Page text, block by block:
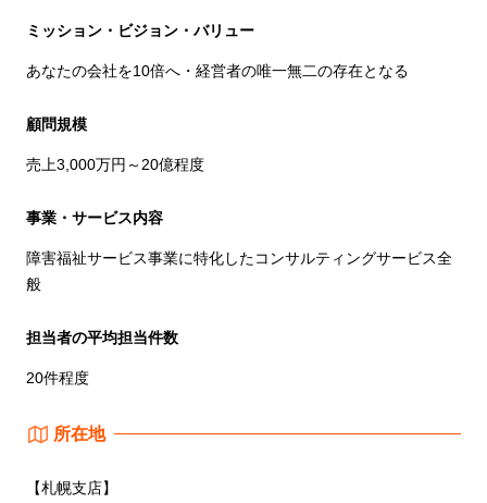
ミッション・ビジョン・バリュー
あなたの会社を10倍へ・経営者の唯一無二の存在となる
顧問規模
売上3,000万円～20億程度
事業・サービス内容
障害福祉サービス事業に特化したコンサルティングサービス全
般
担当者の平均担当件数
20件程度
所在地
【札幌支店】